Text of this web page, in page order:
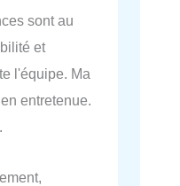
sont au
et
l'équipe. Ma
entretenue.